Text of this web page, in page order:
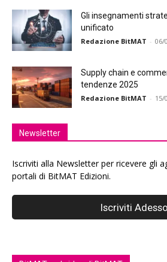
Gli insegnamenti
unificato
Redazione BitMAT - 06/
Supply chain e
tendenze 2025
Redazione BitMAT - 15/
Newsletter
Iscriviti alla Newsletter per ricevere gli
portali di BitMAT Edizioni.